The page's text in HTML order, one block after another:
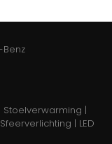
Stoelverwarming |
| LED